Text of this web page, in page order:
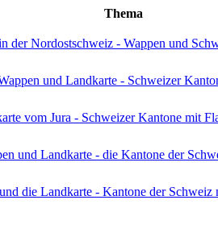
Thema
der Nordostschweiz - Wappen und
und Landkarte - Schweizer
vom Jura - Schweizer Kantone mit
und Landkarte - die Kantone der
die Landkarte - Kantone der Schweiz